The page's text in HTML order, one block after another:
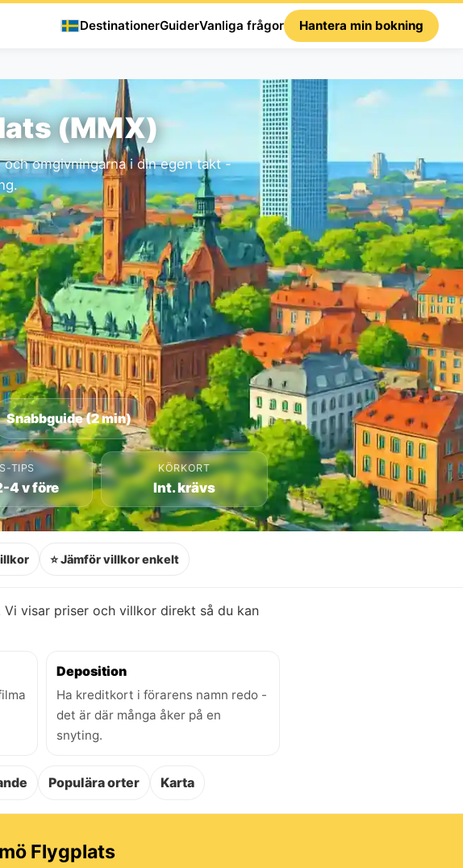
DestinationerGuiderVanliga frågor Hantera min bokning
(MMX)
och omgivningarna i din egen takt -
Snabbguide (2 min)
TIPS
4 v före
KÖRKORT
Int. krävs
⭐ Jämför villkor enkelt
Vi visar priser och villkor direkt så du kan
Deposition
Ha kreditkort i förarens namn redo -
det är där många åker på en
snyting.
Populära orter Karta
Flygplats